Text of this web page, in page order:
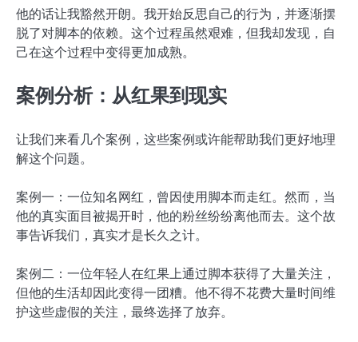
他的话让我豁然开朗。我开始反思自己的行为，并逐渐摆
脱了对脚本的依赖。这个过程虽然艰难，但我却发现，自
己在这个过程中变得更加成熟。
案例分析：从红果到现实
让我们来看几个案例，这些案例或许能帮助我们更好地理
解这个问题。
案例一：一位知名网红，曾因使用脚本而走红。然而，当
他的真实面目被揭开时，他的粉丝纷纷离他而去。这个故
事告诉我们，真实才是长久之计。
案例二：一位年轻人在红果上通过脚本获得了大量关注，
但他的生活却因此变得一团糟。他不得不花费大量时间维
护这些虚假的关注，最终选择了放弃。